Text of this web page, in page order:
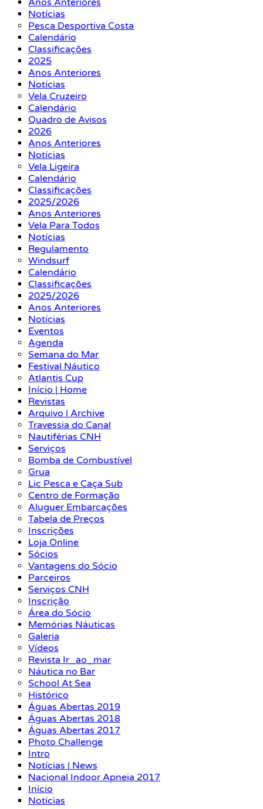
Anos Anteriores
Notícias
Pesca Desportiva Costa
Calendário
Classificações
2025
Anos Anteriores
Notícias
Vela Cruzeiro
Calendário
Quadro de Avisos
2026
Anos Anteriores
Notícias
Vela Ligeira
Calendário
Classificações
2025/2026
Anos Anteriores
Vela Para Todos
Notícias
Regulamento
Windsurf
Calendário
Classificações
2025/2026
Anos Anteriores
Notícias
Eventos
Agenda
Semana do Mar
Festival Náutico
Atlantis Cup
Início | Home
Revistas
Arquivo | Archive
Travessia do Canal
Nautiférias CNH
Serviços
Bomba de Combustível
Grua
Lic Pesca e Caça Sub
Centro de Formação
Aluguer Embarcações
Tabela de Preços
Inscrições
Loja Online
Sócios
Vantagens do Sócio
Parceiros
Serviços CNH
Inscrição
Área do Sócio
Memórias Náuticas
Galeria
Vídeos
Revista Ir_ao_mar
Náutica no Bar
School At Sea
Histórico
Águas Abertas 2019
Águas Abertas 2018
Águas Abertas 2017
Photo Challenge
Intro
Notícias | News
Nacional Indoor Apneia 2017
Início
Notícias